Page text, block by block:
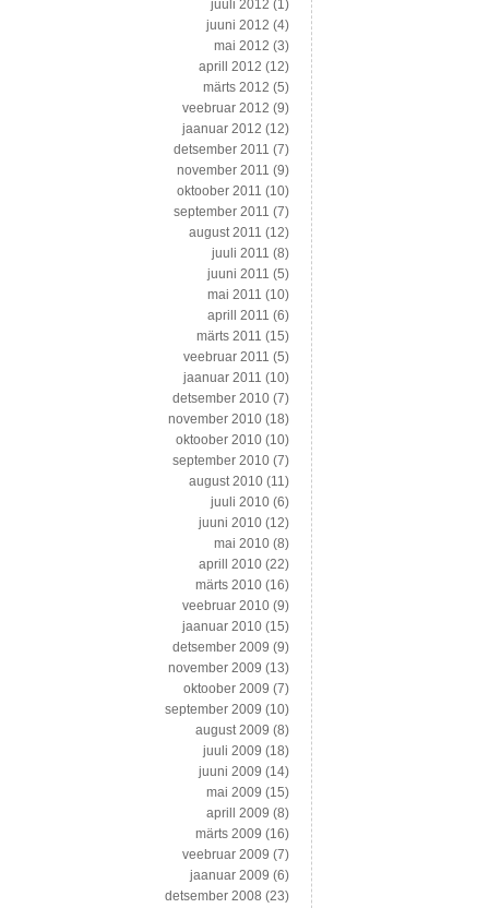
juuli 2012 (1)
juuni 2012 (4)
mai 2012 (3)
aprill 2012 (12)
märts 2012 (5)
veebruar 2012 (9)
jaanuar 2012 (12)
detsember 2011 (7)
november 2011 (9)
oktoober 2011 (10)
september 2011 (7)
august 2011 (12)
juuli 2011 (8)
juuni 2011 (5)
mai 2011 (10)
aprill 2011 (6)
märts 2011 (15)
veebruar 2011 (5)
jaanuar 2011 (10)
detsember 2010 (7)
november 2010 (18)
oktoober 2010 (10)
september 2010 (7)
august 2010 (11)
juuli 2010 (6)
juuni 2010 (12)
mai 2010 (8)
aprill 2010 (22)
märts 2010 (16)
veebruar 2010 (9)
jaanuar 2010 (15)
detsember 2009 (9)
november 2009 (13)
oktoober 2009 (7)
september 2009 (10)
august 2009 (8)
juuli 2009 (18)
juuni 2009 (14)
mai 2009 (15)
aprill 2009 (8)
märts 2009 (16)
veebruar 2009 (7)
jaanuar 2009 (6)
detsember 2008 (23)